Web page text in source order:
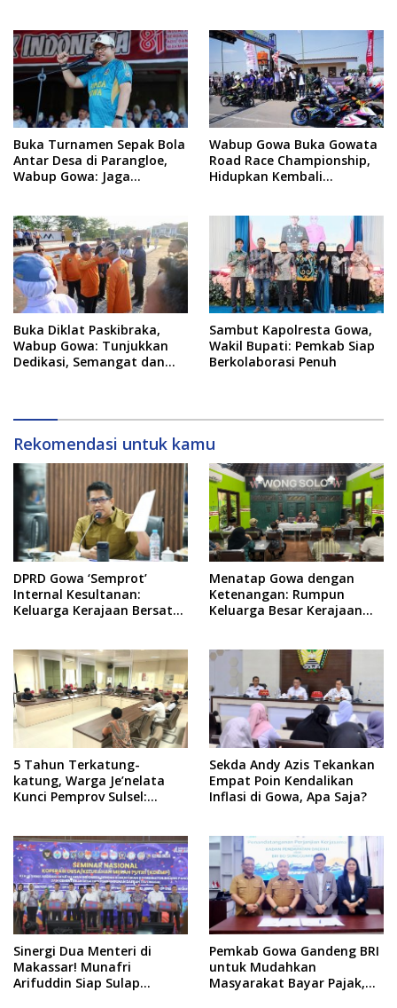
Baru
Buka Turnamen Sepak Bola
Antar Desa di Parangloe,
Wabup Gowa: Jaga
Wabup Gowa Buka Gowata
Road Race Championship,
Hidupkan Kembali
Buka Diklat Paskibraka,
Wabup Gowa: Tunjukkan
Dedikasi, Semangat dan
Sambut Kapolresta Gowa,
Wakil Bupati: Pemkab Siap
Berkolaborasi Penuh
Rekomendasi untuk kamu
DPRD Gowa ‘Semprot’
Internal Kesultanan:
Keluarga Kerajaan Bersatu
Menatap Gowa dengan
Ketenangan: Rumpun
Keluarga Besar Kerajaan
Jalur Musyawarah,
Ingatkan Soal Adat dan
Adab
5 Tahun Terkatung-
katung, Warga Je’nelata
Kunci Pemprov Sulsel:
Sekda Andy Azis Tekankan
Empat Poin Kendalikan
Inflasi di Gowa, Apa Saja?
Sinergi Dua Menteri di
Makassar! Munafri
Arifuddin Siap Sulap
Pemkab Gowa Gandeng BRI
untuk Mudahkan
Masyarakat Bayar Pajak,